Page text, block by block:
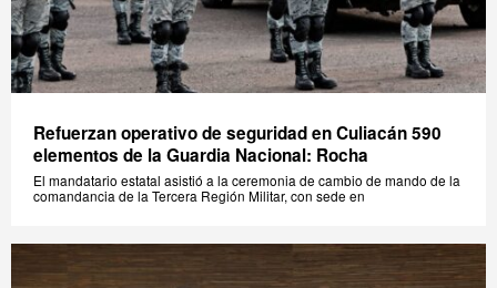
Refuerzan operativo de seguridad en Culiacán 590
elementos de la Guardia Nacional: Rocha
El mandatario estatal asistió a la ceremonia de cambio de mando de la
comandancia de la Tercera Región Militar, con sede en